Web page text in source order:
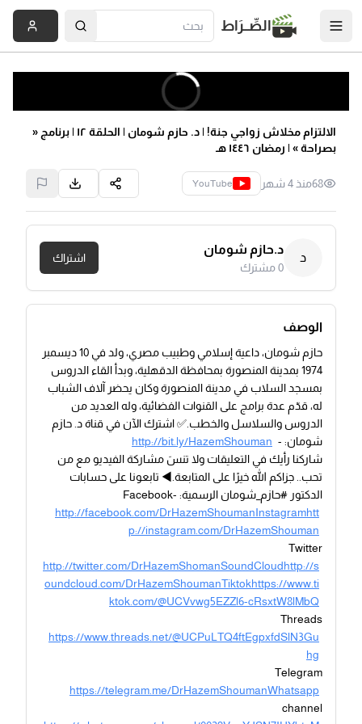
الصِّــرَاط
الالتزام مخلاش زواجي جنة! | د. حازم شومان | الحلقة ١٢ | برنامج «
بصراحة » | رمضان ١٤٤٦ هـ
68منذ 4 شهر YouTube
د
د.حازم شومان
0مشترك
اشتراك
الوصف
حازم شومان، داعية إسلامي وطبيب مصري، ولد في 10 ديسمبر
1974 بمدينة المنصورة بمحافظة الدقهلية، وبدأ القاء الدروس
بمسجد السلاب في مدينة المنصورة وكان يحضر آلاف الشباب
له، قدّم عدة برامج على القنوات الفضائية، وله العديد من
الدروس والسلاسل والخطب.✅ اشترك الآن في قناة د. حازم
شومان: - http://bit.ly/HazemShouman
شاركنا رأيك في التعليقات ولا تنسَ مشاركة الفيديو مع من
تحب.. جزاكم الله خيرًا على المتابعة.◀ تابعونا على حسابات
الدكتور #حازم_شومان الرسمية: -Facebook
http://facebook.com/DrHazemShoumanInstagramhtt
p://instagram.com/DrHazemShouman
Twitter
http://twitter.com/DrHazemShomanSoundCloudhttp://s
oundcloud.com/DrHazemShoumanTiktokhttps://www.ti
ktok.com/@UCVvwg5EZZl6-cRsxtW8lMbQ
Threads
https://www.threads.net/@UCPuLTQ4ftEgpxfdSlN3Gu
hg
Telegram
https://telegram.me/DrHazemShoumanWhatsapp
channel